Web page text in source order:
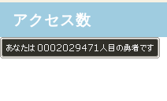
アクセス数